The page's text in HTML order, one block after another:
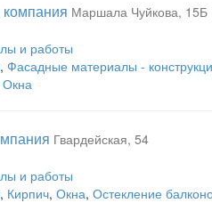
Маршала Чуйкова, 15Б
и работы
, Фасадные материалы -
Окна
Гвардейская, 54
и работы
, Кирпич, Окна, Остекление